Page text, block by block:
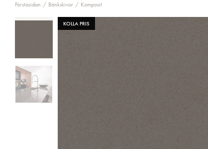
Förstasidan Bänkskivor Komposit
KOLLA PRIS